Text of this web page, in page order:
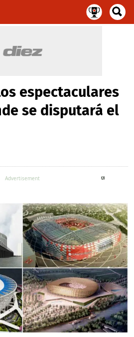
espectaculares
se disputará el
X